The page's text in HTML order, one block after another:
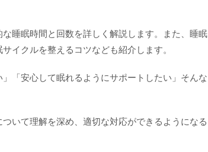
睡眠時間と回数を詳しく解説します。また、睡眠
イクルを整えるコツなども紹介します。
「安心して眠れるようにサポートしたい」そんな
いて理解を深め、適切な対応ができるようになる